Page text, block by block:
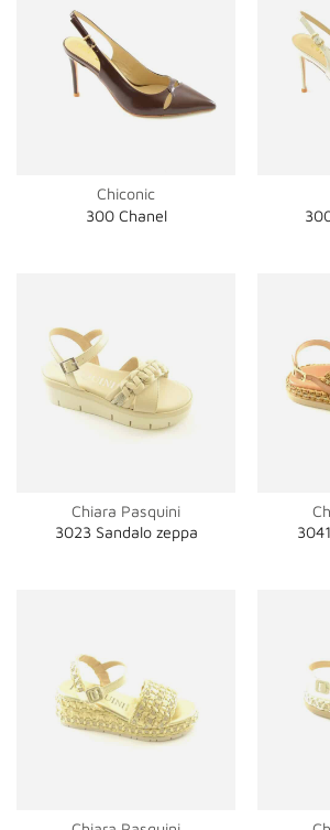
Chiconic
300 Chanel
Chiara Pasquini
3023 Sandalo zeppa